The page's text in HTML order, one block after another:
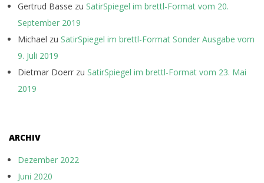
Gertrud Basse zu SatirSpiegel im brettl-Format vom 20.
September 2019
Michael zu SatirSpiegel im brettl-Format Sonder Ausgabe vom
9. Juli 2019
Dietmar Doerr zu SatirSpiegel im brettl-Format vom 23. Mai
2019
ARCHIV
Dezember 2022
Juni 2020